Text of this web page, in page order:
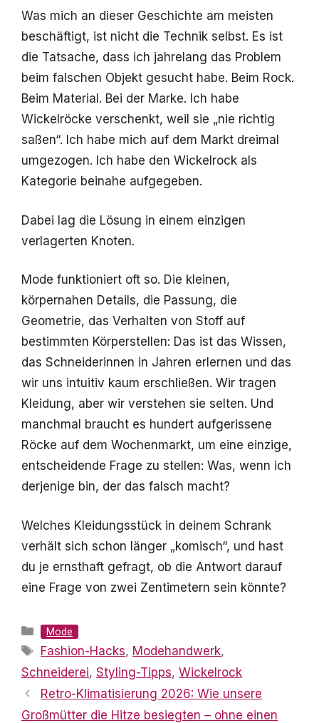
Was mich an dieser Geschichte am meisten
beschäftigt, ist nicht die Technik selbst. Es ist
die Tatsache, dass ich jahrelang das Problem
beim falschen Objekt gesucht habe. Beim Rock.
Beim Material. Bei der Marke. Ich habe
Wickelröcke verschenkt, weil sie „nie richtig
saßen“. Ich habe mich auf dem Markt dreimal
umgezogen. Ich habe den Wickelrock als
Kategorie beinahe aufgegeben.
Dabei lag die Lösung in einem einzigen
verlagerten Knoten.
Mode funktioniert oft so. Die kleinen,
körpernahen Details, die Passung, die
Geometrie, das Verhalten von Stoff auf
bestimmten Körperstellen: Das ist das Wissen,
das Schneiderinnen in Jahren erlernen und das
wir uns intuitiv kaum erschließen. Wir tragen
Kleidung, aber wir verstehen sie selten. Und
manchmal braucht es hundert aufgerissene
Röcke auf dem Wochenmarkt, um eine einzige,
entscheidende Frage zu stellen: Was, wenn ich
derjenige bin, der das falsch macht?
Welches Kleidungsstück in deinem Schrank
verhält sich schon länger „komisch“, und hast
du je ernsthaft gefragt, ob die Antwort darauf
eine Frage von zwei Zentimetern sein könnte?
Kategorien
Mode
Schlagwörter
Fashion-Hacks, Modehandwerk,
Schneiderei, Styling-Tipps, Wickelrock
Retro-Klimatisierung 2026: Wie unsere
Großmütter die Hitze besiegten – ohne einen